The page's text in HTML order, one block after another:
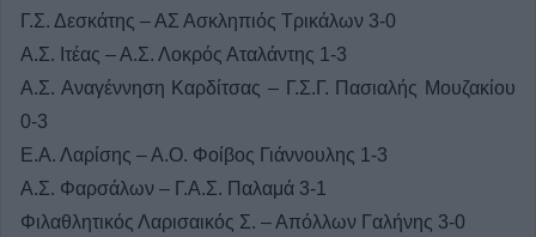
Γ.Σ. Δεσκάτης – ΑΣ Ασκληπιός Τρικάλων 3-0
Α.Σ. Ιτέας – Α.Σ. Λοκρός Αταλάντης 1-3
Α.Σ. Αναγέννηση Καρδίτσας – Γ.Σ.Γ. Πασιαλής Μουζακίου
0-3
Ε.Α. Λαρίσης – Α.Ο. Φοίβος Γιάννουλης 1-3
Α.Σ. Φαρσάλων – Γ.Α.Σ. Παλαμά 3-1
Φιλαθλητικός Λαρισαικός Σ. – Απόλλων Γαλήνης 3-0